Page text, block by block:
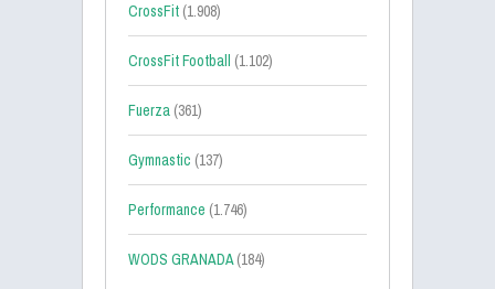
CrossFit (1.908)
CrossFit Football (1.102)
Fuerza (361)
Gymnastic (137)
Performance (1.746)
WODS GRANADA(184)